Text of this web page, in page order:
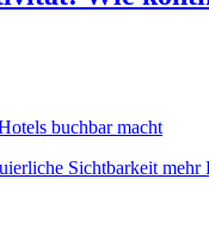
Sichtbarkeit mehr